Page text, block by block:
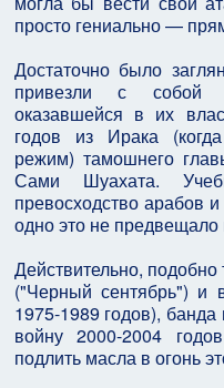
просто гениально —
Достаточно было
привезли с собой
оказавшейся в их
годов из Ирака
режим) тамошнего
Сами Шуахата.
превосходство арабов
одно это не предвещало
Действительно,
("Черный сентябрь") и
1975-1989 годов),
войну 2000-2004
подлить масла в огонь